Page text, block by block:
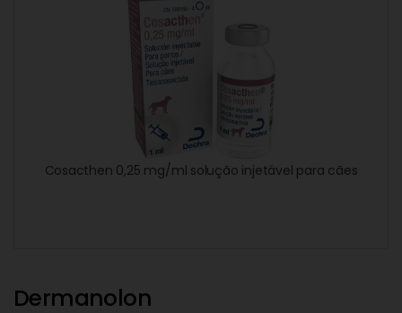
Cosacthen 0,25 mg/ml solução injetável para cães
Dermanolon